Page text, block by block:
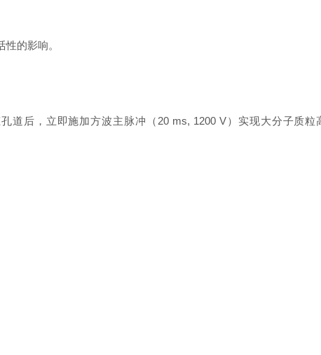
的影响。
道后，立即施加方波主脉冲（20 ms, 1200 V）实现大分子质